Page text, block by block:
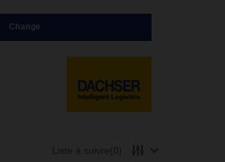
Change
Liste à suivre(0)